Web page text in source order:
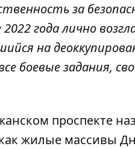
за
года лично
на
боевые задания,
проспекте
жилые массивы